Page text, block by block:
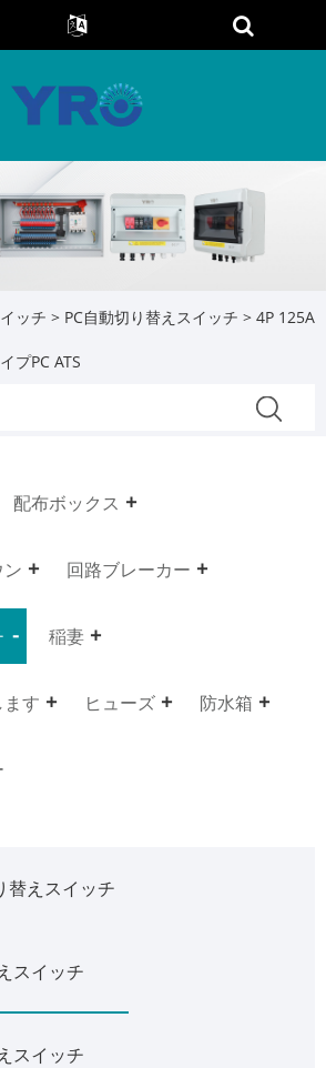
ッチ > PC自動切り替えスイッチ > 4P 125A
プPC ATS
配布ボックス
回路ブレーカー
稲妻
す ヒューズ 防水箱
替えスイッチ
スイッチ
スイッチ